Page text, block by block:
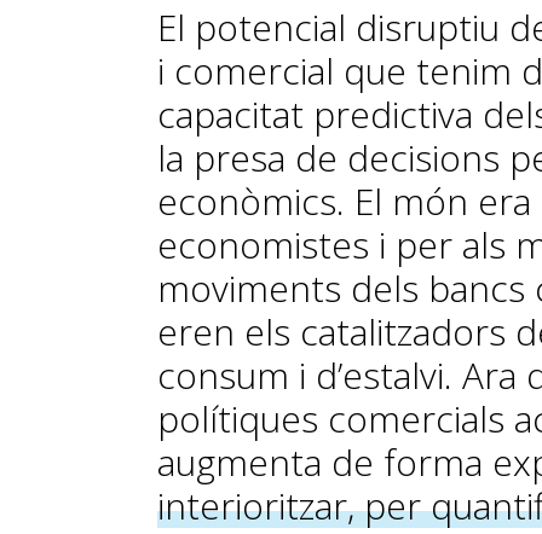
El potencial disruptiu
i comercial que tenim
capacitat predictiva
la presa de decisions
econòmics. El món
economistes i per als
moviments dels bancs
eren els catalitzadors
consum i d’estalvi.
polítiques comercials
augmenta de forma
interioritzar, per